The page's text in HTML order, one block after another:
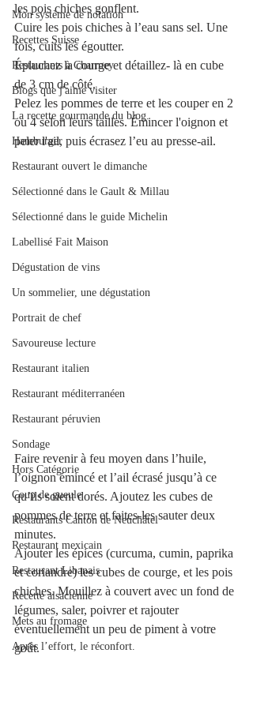
Mon système de notation
Recettes Suisse
Restaurants à Charmey
Blogs que j'aime visiter
La recette gourmande du blog.
Hamburger
Restaurant ouvert le dimanche
Sélectionné dans le Gault & Millau
Sélectionné dans le guide Michelin
Labellisé Fait Maison
Dégustation de vins
Un sommelier, une dégustation
Portrait de chef
Savoureuse lecture
Restaurant italien
Restaurant méditerranéen
Restaurant péruvien
Sondage
Hors Catégorie
Coup de gueule
Restaurants Canton de Neuchâtel
Restaurant mexicain
Restaurant Libanais
Recette alsacienne
Mets au fromage
Après l’effort, le réconfort.
les pois chiches gonflent.
Cuire les pois chiches à l’eau sans sel. Une
fois, cuits les égoutter.
Épluchez la courge et détaillez- là en cube
de 3 cm de côté.
Pelez les pommes de terre et les couper en 2
ou 4 selon leurs tailles. Émincer l'oignon et
peler l'ail, puis écrasez l’eu au presse-ail.
Faire revenir à feu moyen dans l’huile,
l’oignon émincé et l’ail écrasé jusqu’à ce
qu’ils soient dorés. Ajoutez les cubes de
pommes de terre et faites-les sauter deux
minutes.
Ajouter les épices (curcuma, cumin, paprika
et coriandre) les cubes de courge, et les pois
chiches. Mouillez à couvert avec un fond de
légumes, saler, poivrer et rajouter
éventuellement un peu de piment à votre
goût.